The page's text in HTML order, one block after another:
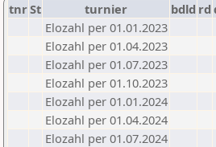
tnrSt turnier bdld rd
Elozahl per 01.01.2023
Elozahl per 01.04.2023
Elozahl per 01.07.2023
Elozahl per 01.10.2023
Elozahl per 01.01.2024
Elozahl per 01.04.2024
Elozahl per 01.07.2024